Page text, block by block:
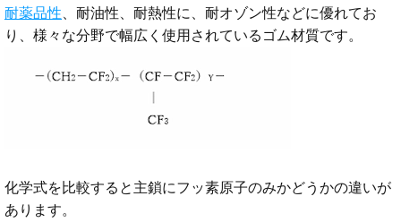
耐薬品性、耐油性、耐熱性に、耐オゾン性などに優れてお
り、様々な分野で幅広く使用されているゴム材質です。
化学式を比較すると主鎖にフッ素原子のみかどうかの違いが
あります。